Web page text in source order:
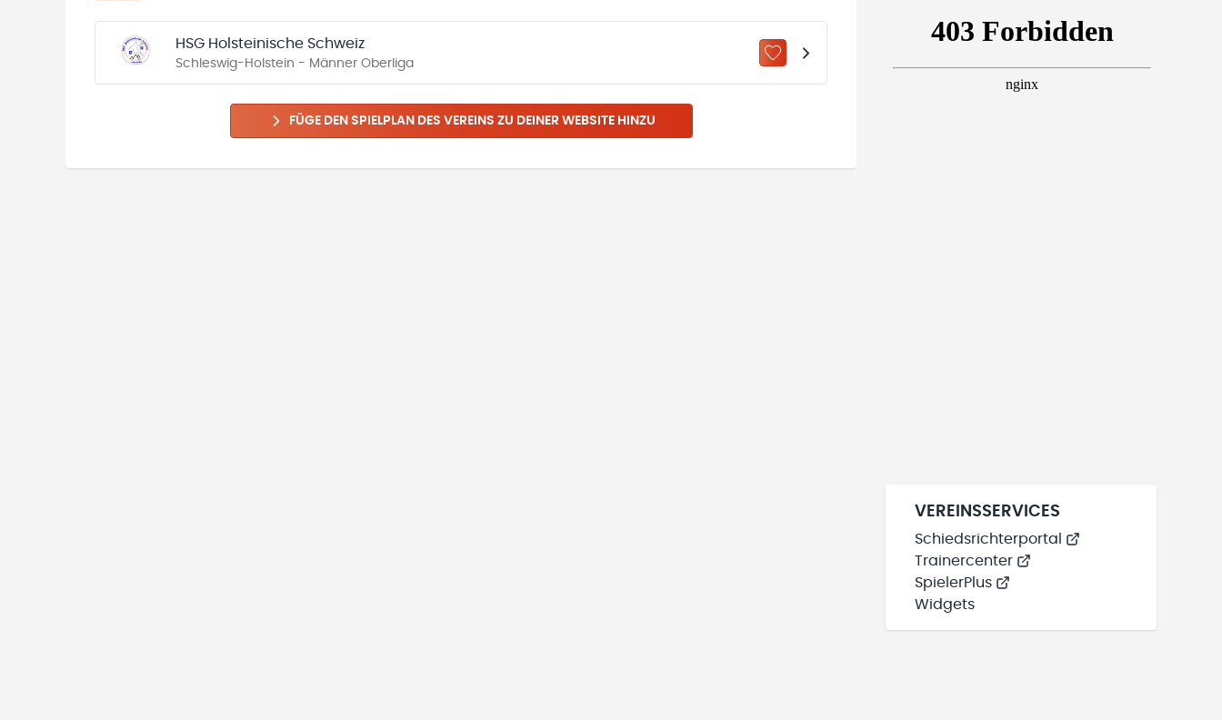
HSG Holsteinische Schweiz
Schleswig-Holstein - Männer Oberliga ZU „MEINE TEAMS“ HINZUFÜGEN
FÜGE DEN SPIELPLAN DES VEREINS ZU DEINER WEBSITE HINZU
VEREINSSERVICES
Schiedsrichterportal
Trainercenter
SpielerPlus
Widgets